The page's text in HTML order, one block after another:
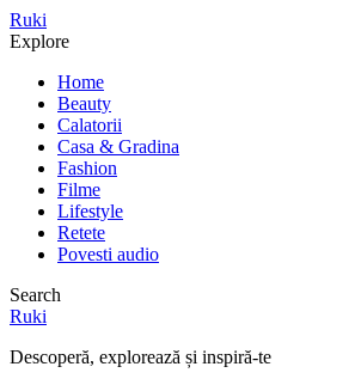
Meniu
Ruki
Cauta
Explore
Home
Beauty
Calatorii
Casa & Gradina
Fashion
Filme
Lifestyle
Retete
Povesti audio
Search
Ruki
Descoperă, explorează și inspiră-te